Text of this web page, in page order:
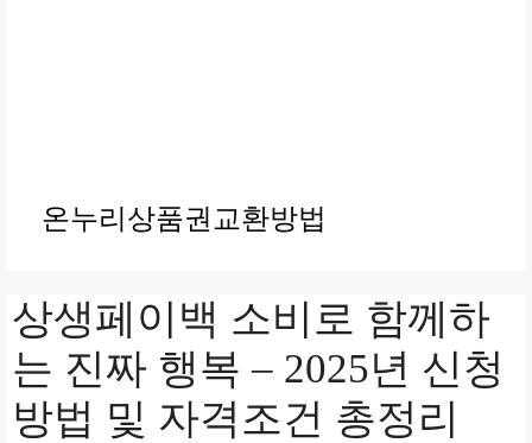
온누리상품권교환방법
상생페이백 소비로 함께하
는 진짜 행복 – 2025년 신청
방법 및 자격조건 총정리